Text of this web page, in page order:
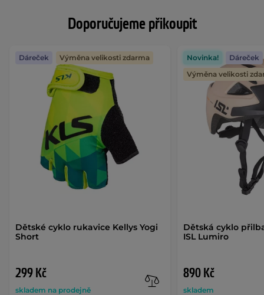
Doporučujeme přikoupit
Dětské cyklo rukavice Kellys Yogi
Short
299 Kč
skladem na prodejně
Dáreček Výměna velikosti zdarma
Dětská cyklo
ISL Lumiro
890 Kč
skladem
Novinka!
Dáreček
Výměna velikosti